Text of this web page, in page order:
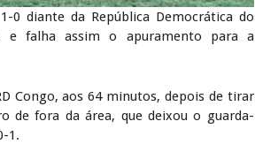
0 diante da República Democrática do
e falha assim o apuramento para a
Congo, aos 64 minutos, depois de tirar
de fora da área, que deixou o guarda-
1.